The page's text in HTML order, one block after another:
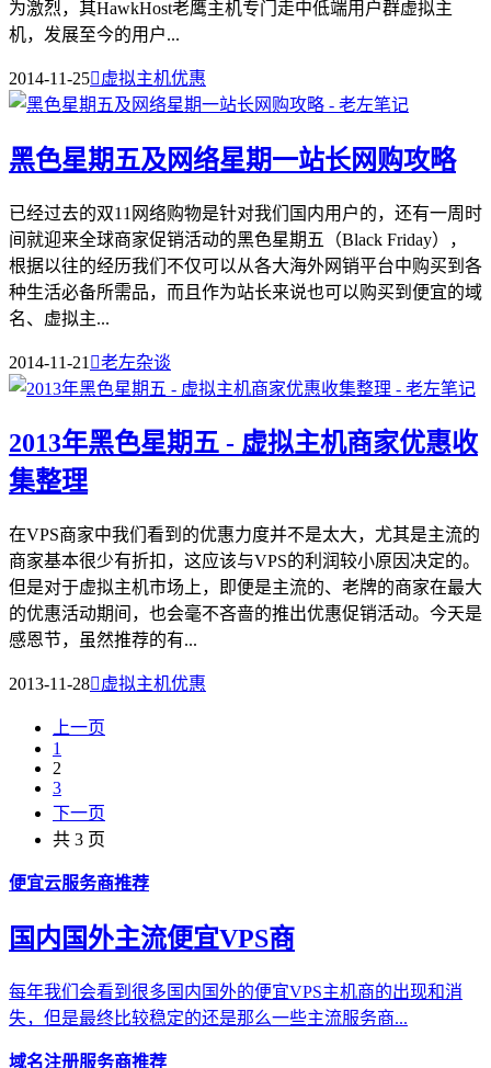
为激烈，其HawkHost老鹰主机专门走中低端用户群虚拟主
机，发展至今的用户...
2014-11-25虚拟主机优惠
黑色星期五及网络星期一站长网购攻略
已经过去的双11网络购物是针对我们国内用户的，还有一周时
间就迎来全球商家促销活动的黑色星期五（Black Friday），
根据以往的经历我们不仅可以从各大海外网销平台中购买到各
种生活必备所需品，而且作为站长来说也可以购买到便宜的域
名、虚拟主...
2014-11-21 老左杂谈
2013年黑色星期五 - 虚拟主机商家优惠收
集整理
在VPS商家中我们看到的优惠力度并不是太大，尤其是主流的
商家基本很少有折扣，这应该与VPS的利润较小原因决定的。
但是对于虚拟主机市场上，即便是主流的、老牌的商家在最大
的优惠活动期间，也会毫不吝啬的推出优惠促销活动。今天是
感恩节，虽然推荐的有...
2013-11-28虚拟主机优惠
上一页
1
2
3
下一页
共 3 页
便宜云服务商推荐
国内国外主流便宜VPS商
每年我们会看到很多国内国外的便宜VPS主机商的出现和消
失，但是最终比较稳定的还是那么一些主流服务商...
域名注册服务商推荐